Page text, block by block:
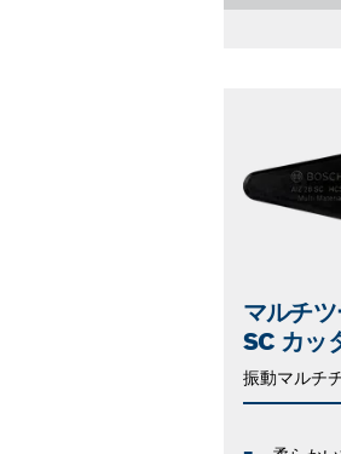
マルチ
SC カッ
振動マルチ